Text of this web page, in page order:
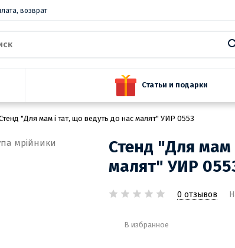
возврат
Статьи и подарки
"Для мам і тат, що ведуть до нас малят" УИР 0553
Стенд "Для мам
малят" УИР
0 отзывов
В избранное